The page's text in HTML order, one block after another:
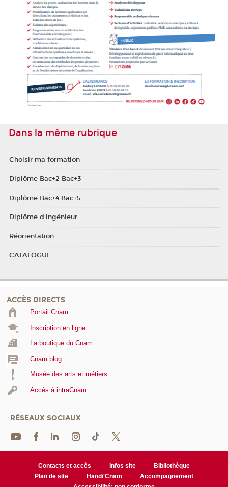
Dans la même rubrique
Choisir ma formation
Diplôme Bac+2 Bac+3
Diplôme Bac+4 Bac+5
Diplôme d'ingénieur
Réorientation
CATALOGUE
ACCÈS DIRECTS
Portail Cnam
Inscription en ligne
La boutique du Cnam
Cnam blog
Musée des arts et métiers
Accès à intraCnam
RÉSEAUX SOCIAUX
Contacts et accès Infos site
Bibliothèque
Plan de site
Handi'Cnam
Accompagnement